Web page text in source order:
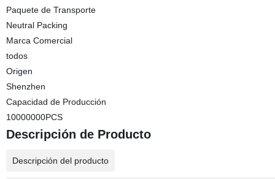
Paquete de Transporte
Neutral Packing
Marca Comercial
todos
Origen
Shenzhen
Capacidad de Producción
10000000PCS
Descripción de Producto
Descripción del producto